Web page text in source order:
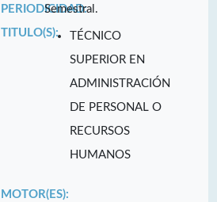
PERIODICIDAD:
Semestral.
TITULO(S):
TÉCNICO
SUPERIOR EN
ADMINISTRACIÓN
DE PERSONAL O
RECURSOS
HUMANOS
MOTOR(ES):